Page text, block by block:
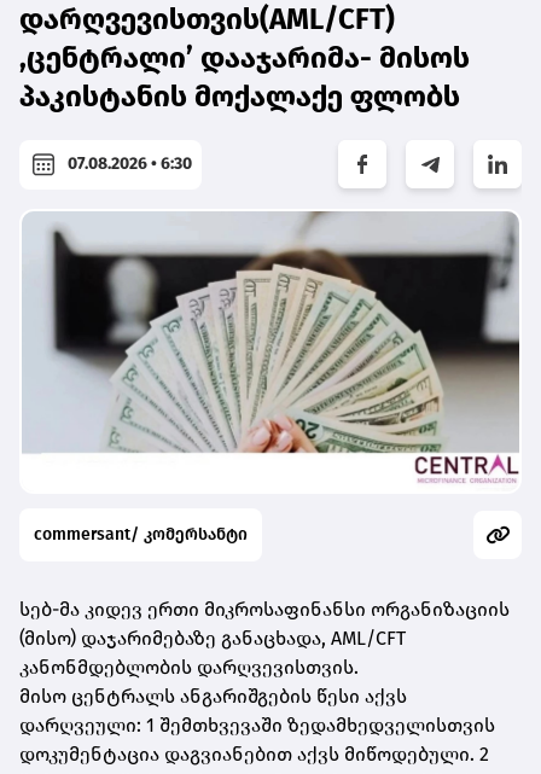
დარღვევისთვის(AML/CFT)
,ცენტრალი’ დააჯარიმა- მისოს
პაკისტანის მოქალაქე ფლობს
07.08.2026 • 6:30
commersant/ კომერსანტი
სებ-მა კიდევ ერთი მიკროსაფინანსი ორგანიზაციის
(მისო) დაჯარიმებაზე განაცხადა, AML/CFT
კანონმდებლობის დარღვევისთვის.
მისო ცენტრალს ანგარიშგების წესი აქვს
დარღვეული: 1 შემთხვევაში ზედამხედველისთვის
დოკუმენტაცია დაგვიანებით აქვს მიწოდებული. 2